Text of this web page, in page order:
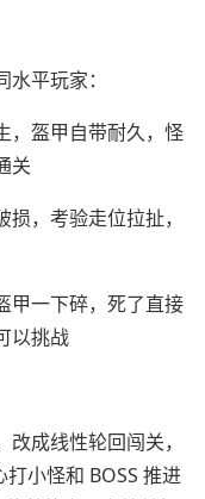
平玩家：
，盔甲自带耐久，怪
关
，考验走位拉扯，
甲一下碎，死了直接
以挑战
成线性轮回闯关，
小怪和 BOSS 推进